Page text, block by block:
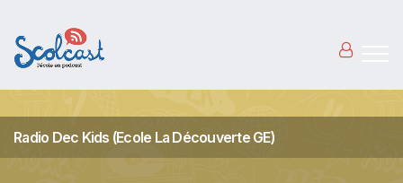
Radio Dec Kids (Ecole La Découverte GE)